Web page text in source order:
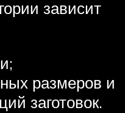
зависит
размеров и
заготовок.